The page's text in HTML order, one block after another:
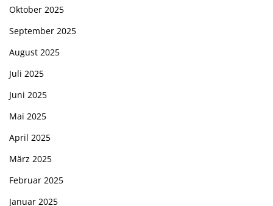
Oktober 2025
September 2025
August 2025
Juli 2025
Juni 2025
Mai 2025
April 2025
März 2025
Februar 2025
Januar 2025